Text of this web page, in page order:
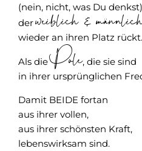
(nein, nicht, was Du
derweiblich &
wieder an ihren Platz rückt.
Als diePole, die sie sind
in ihrer ursprünglichen
Damit BEIDE fortan
aus ihrer vollen,
aus ihrer schönsten Kraft,
lebenswirksam sind.